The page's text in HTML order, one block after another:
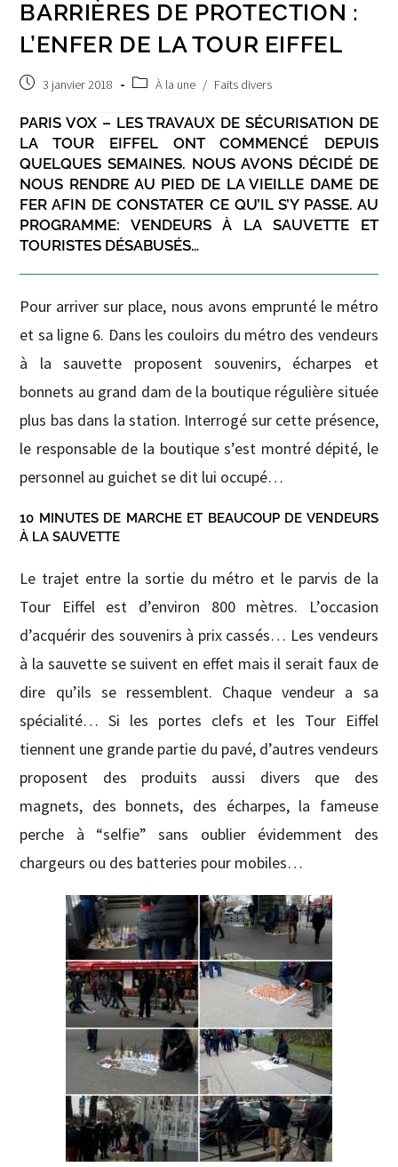
BARRIÈRES DE PROTECTION :
L’ENFER DE LA TOUR EIFFEL
Post3 janvier 2018
PostÀ la une / Faits divers
PARIS VOX – LES TRAVAUX DE SÉCURISATION DE
LA TOUR EIFFEL ONT COMMENCÉ DEPUIS
QUELQUES SEMAINES. NOUS AVONS DÉCIDÉ DE
NOUS RENDRE AU PIED DE LA VIEILLE DAME DE
FER AFIN DE CONSTATER CE QU’IL S’Y PASSE. AU
PROGRAMME: VENDEURS À LA SAUVETTE ET
TOURISTES DÉSABUSÉS…
Pour arriver sur place, nous avons emprunté le métro
et sa ligne 6. Dans les couloirs du métro des vendeurs
à la sauvette proposent souvenirs, écharpes et
bonnets au grand dam de la boutique régulière située
plus bas dans la station. Interrogé sur cette présence,
le responsable de la boutique s’est montré dépité, le
personnel au guichet se dit lui occupé…
10 MINUTES DE MARCHE ET BEAUCOUP DE VENDEURS
À LA SAUVETTE
Le trajet entre la sortie du métro et le parvis de la
Tour Eiffel est d’environ 800 mètres. L’occasion
d’acquérir des souvenirs à prix cassés… Les vendeurs
à la sauvette se suivent en effet mais il serait faux de
dire qu’ils se ressemblent. Chaque vendeur a sa
spécialité… Si les portes clefs et les Tour Eiffel
tiennent une grande partie du pavé, d’autres vendeurs
proposent des produits aussi divers que des
magnets, des bonnets, des écharpes, la fameuse
perche à “selfie” sans oublier évidemment des
chargeurs ou des batteries pour mobiles…